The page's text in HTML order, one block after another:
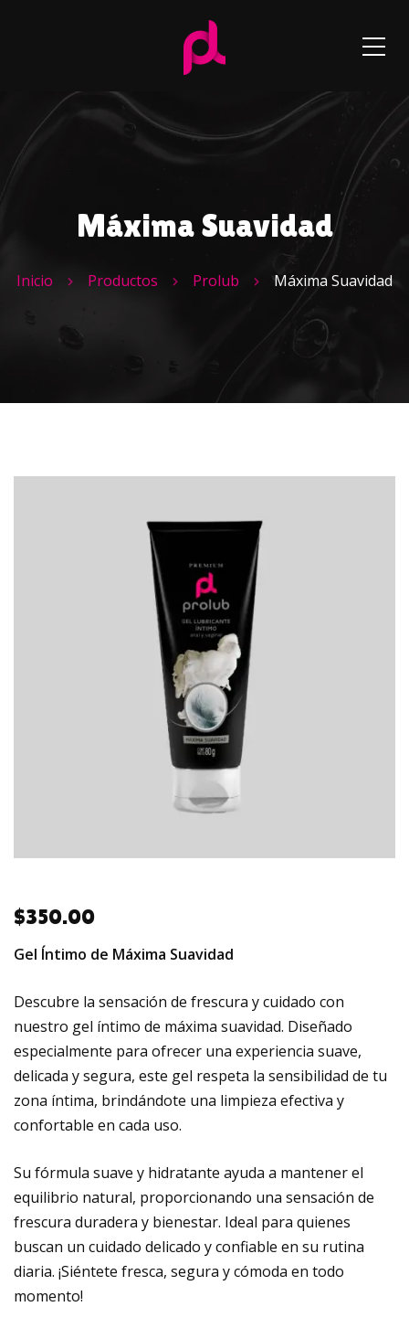
Máxima Suavidad
Inicio Productos Prolub Máxima Suavidad
$350.00
Gel Íntimo de Máxima Suavidad
Descubre la sensación de frescura y cuidado con
nuestro gel íntimo de máxima suavidad. Diseñado
especialmente para ofrecer una experiencia suave,
delicada y segura, este gel respeta la sensibilidad de tu
zona íntima, brindándote una limpieza efectiva y
confortable en cada uso.
Su fórmula suave y hidratante ayuda a mantener el
equilibrio natural, proporcionando una sensación de
frescura duradera y bienestar. Ideal para quienes
buscan un cuidado delicado y confiable en su rutina
diaria. ¡Siéntete fresca, segura y cómoda en todo
momento!